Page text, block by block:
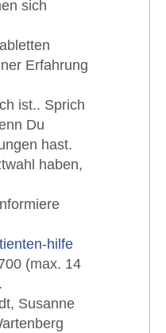
sich
Erfahrung
ist.. Sprich
Du
hast.
haben,
hilfe
(max. 14
Susanne